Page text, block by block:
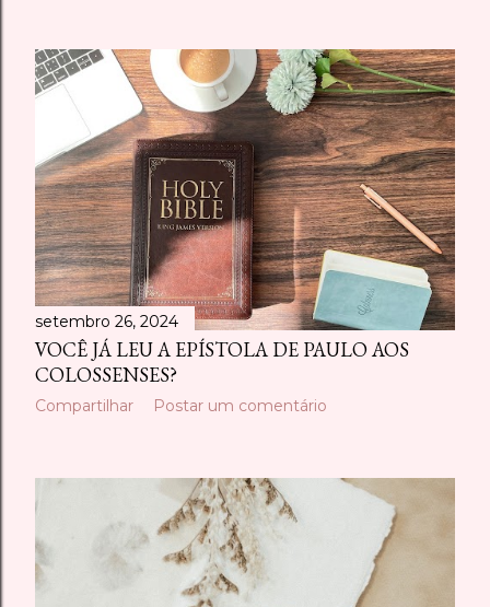
setembro 26, 2024
VOCÊ JÁ LEU A EPÍSTOLA DE PAULO AOS
COLOSSENSES?
Compartilhar Postar um comentário